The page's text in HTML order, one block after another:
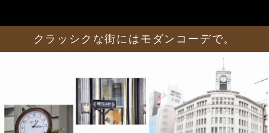
クラッシクな街にはモダンコーデで。